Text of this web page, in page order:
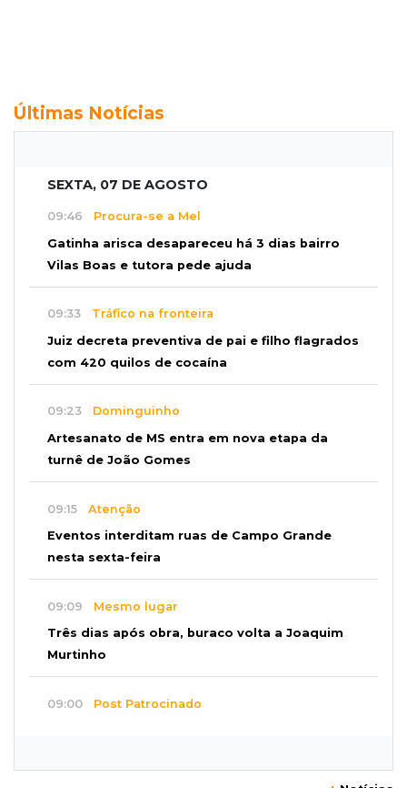
Últimas Notícias
SEXTA, 07 DE AGOSTO
09:46 Procura-se a Mel
Gatinha arisca desapareceu há 3 dias bairro
Vilas Boas e tutora pede ajuda
09:33 Tráfico na fronteira
Juiz decreta preventiva de pai e filho flagrados
com 420 quilos de cocaína
09:23 Dominguinho
Artesanato de MS entra em nova etapa da
turnê de João Gomes
09:15 Atenção
Eventos interditam ruas de Campo Grande
nesta sexta-feira
09:09 Mesmo lugar
Três dias após obra, buraco volta a Joaquim
Murtinho
09:00 Post Patrocinado